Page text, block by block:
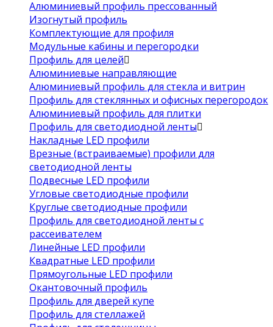
Алюминиевый профиль прессованный
Изогнутый профиль
Комплектующие для профиля
Модульные кабины и перегородки
Профиль для целей
Алюминиевые направляющие
Алюминиевый профиль для стекла и витрин
Профиль для стеклянных и офисных перегородок
Алюминиевый профиль для плитки
Профиль для светодиодной ленты
Накладные LED профили
Врезные (встраиваемые) профили для
светодиодной ленты
Подвесные LED профили
Угловые светодиодные профили
Круглые светодиодные профили
Профиль для светодиодной ленты с
рассеивателем
Линейные LED профили
Квадратные LED профили
Прямоугольные LED профили
Окантовочный профиль
Профиль для дверей купе
Профиль для стеллажей